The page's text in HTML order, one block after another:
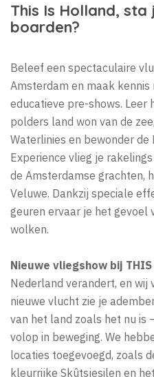
This Is Holland,
boarden?
Beleef een spectaculaire
Amsterdam en maak
educatieve pre-shows. Leer
polders land won van de
Waterlinies en bewonder
Experience vlieg je
de Amsterdamse grachten,
Veluwe. Dankzij speciale
geuren ervaar je het gevoel
wolken.
Nieuwe vliegshow bij THIS
Nederland verandert, en wij
nieuwe vlucht zie je
van het land zoals het nu is
volop in beweging. We
locaties toegevoegd, zoals
kleurrijke Skûtsjesilen en